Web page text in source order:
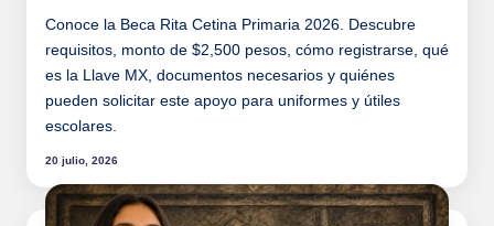
Conoce la Beca Rita Cetina Primaria 2026. Descubre
requisitos, monto de $2,500 pesos, cómo registrarse, qué
es la Llave MX, documentos necesarios y quiénes
pueden solicitar este apoyo para uniformes y útiles
escolares.
20 julio, 2026